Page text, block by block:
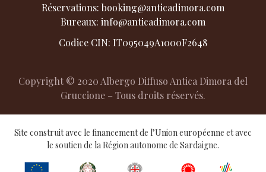
Réservations: booking@anticadimora.com
Bureaux: info@anticadimora.com
Codice CIN: IT095049A1000F2648
Copyright © 2020 Albergo Diffuso Antica Dimora del
Gruccione – Tous droits réservés.
Site construit avec le financement de l’Union européenne et avec
le soutien de la Région autonome de Sardaigne.